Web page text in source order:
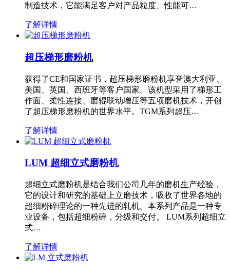
制造技术，它能满足客户对产品粒度、性能可…
了解详情
超压梯形磨粉机
获得了CE和国家证书，超压梯形磨粉机享誉澳大利亚、
美国、英国、西班牙等客户国家。该机型采用了梯形工
作面、柔性连接、磨辊联动增压等五项磨机技术，开创
了超压梯形磨粉机的世界水平。TGM系列超压…
了解详情
LUM 超细立式磨粉机
超细立式磨粉机是结合我们公司几年的磨机生产经验，
它的设计和研究的基础上立磨技术，吸收了世界各地的
超细粉碎理论的一种先进的轧机。本系列产品是一种专
业设备，包括超细粉碎，分级和交付。 LUM系列超细立
式…
了解详情